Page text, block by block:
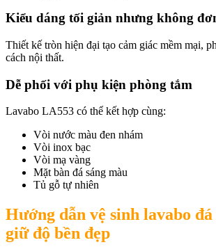
Kiểu dáng tối giản nhưng không
Thiết kế tròn hiện đại tạo cảm giác mềm mại,
cách nội thất.
Dễ phối với phụ kiện phòng tắm
Lavabo LA553 có thể kết hợp cùng:
Vòi nước màu đen nhám
Vòi inox bạc
Vòi mạ vàng
Mặt bàn đá sáng màu
Tủ gỗ tự nhiên
Hướng dẫn vệ sinh lavabo
giữ độ bền đẹp